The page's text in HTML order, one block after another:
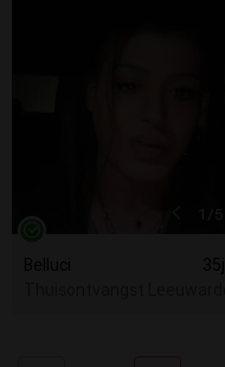
Belluci
35j